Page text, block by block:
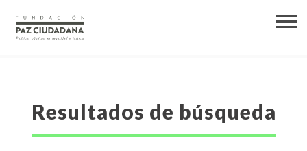
Resultados de búsqueda